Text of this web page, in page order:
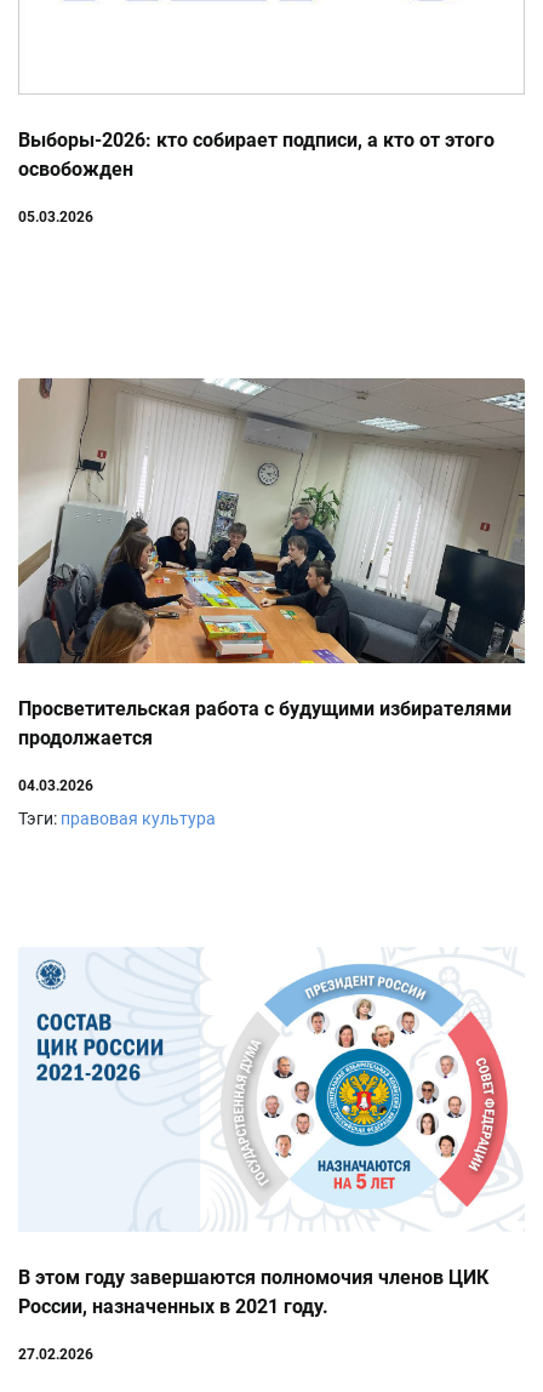
Выборы-2026: кто собирает подписи, а кто от этого
освобожден
05.03.2026
Просветительская работа с будущими избирателями
продолжается
04.03.2026
Тэги: правовая культура
В этом году завершаются полномочия членов ЦИК
России, назначенных в 2021 году.
27.02.2026